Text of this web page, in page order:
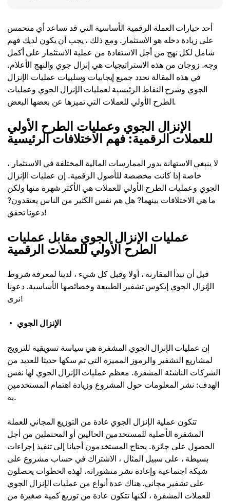
أحد خيارات العملة الرقمية الأساسية التي قد تساعد أي متحمس
على زيادة دخله هو الاستثمار. ومع ذلك ، يجب أن يكون لديك فهم
شامل لكل نهج من أجل الاستفادة من عملية الاستثمار على أكمل
وجه. زوجان من هذه الاستراتيجيات هي إنزال جوي والنهج الأعلام.
في هذه المقالة نحدد جميع إيجابيات وسلبيات عمليات الإنزال
الجوي وشرح النقاط الرئيسية لعمليات الإنزال الجوي وعمليات
الطرح الأولي للعملات التي تميزها عن بعضها البعض.
الإنزال الجوي وعمليات الطرح الأولي
للعملات الرقمية: فهم الاختلافات الرئيسية
لا ينبغي الاستهانة بدور الممارسات المالية المختلفة في الاستثمار ،
خاصة إذا كانت مخصصة للأصول الرقمية. إن عمليات الإنزال
الجوي وعمليات الطرح الأولي للعملات هي الأكثر شهرة منها ولكن
ما هي الاختلافات بينهما? هل هم نفس الكثير من الناس يعتقدون?
دعونا تحقق!
عمليات الإنزال الجوي مقابل عمليات
الطرح الأولي للعملات الرقمية
قبل أن نبدأ المقارنة ، أولا وقبل كل شيء ، لدينا لمعرفة شروط
الإنزال الجوي إيكوس تشفير الطبيعة وخصائصها الأساسية. دعونا
نرى!
الإنزال الجوي
إن عمليات الإنزال الجوي المشفرة هي سياسة تسويقية للترويج
لمشاريع التشفير والرموز المميزة التي تم سكها حديثا للعديد من
الشركات الناشئة المشفرة. معظم عمليات الإنزال الجوي لها نفس
الهدف: نشر المعلومات حول المشروع وزيادة اهتمام المستخدمين
به.
تتكون عملية الإنزال الجوي عادة من التوزيع المجاني للعملة
المشفرة الأصلية للمستخدمين الحاليين أو المحتملين من أجل
الحصول على جائزة. يحتاج المستخدمون أحيانا إلى تنفيذ إجراءات
بسيطة ، على سبيل المثال ، الاشتراك في حساب مشروع على
شبكة اجتماعية وإعادة نشر منشوراته. لهذه الخطوات يحصلون
على تشفير مجاني. هناك عدة أنواع من عمليات الإنزال الجوي
للعملات المشفرة ، لكنها تتكون عادة من توزيع كمية صغيرة من